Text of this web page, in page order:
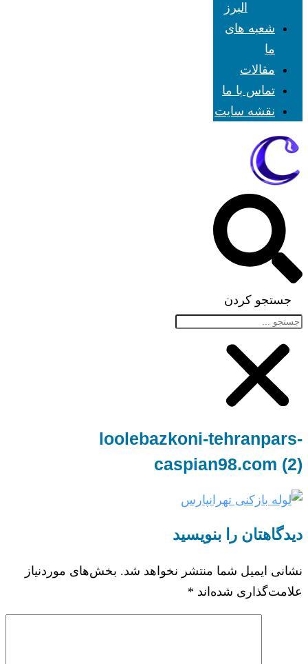
البرز
شعبه های
ما
مقالات
تماس با ما
نقشه سایت
جستجو کردن
loolebazkoni-tehranpars-
caspian98.com (2)
دیدگاهتان را بنویسید
نشانی ایمیل شما منتشر نخواهد شد. بخش‌های موردنیاز
علامت‌گذاری شده‌اند *